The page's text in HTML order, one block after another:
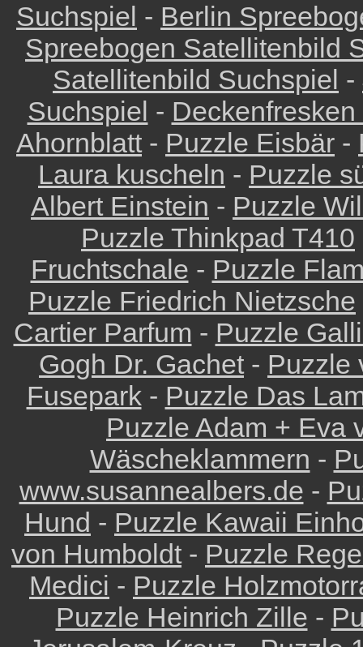
Suchspiel - Berlin
Spreebogen Satellitenbild
Satellitenbild Suchspiel -
Suchspiel -
Ahornblatt- Puzzle Eisbär -
Laura kuscheln - Puzzle
Albert Einstein - Puzzle
Puzzle Thinkpad T410
Fruchtschale - Puzzle
Puzzle Friedrich Nietzsche
Cartier Parfum - Puzzle
Gogh Dr. Gachet- Puzzle
Fusepark- Puzzle Das
Puzzle Adam + Eva
Wäscheklammern -
www.susannealbers.de -
Hund - Puzzle Kawaii
von Humboldt- Puzzle
Medici - Puzzle
Puzzle Heinrich Zille -